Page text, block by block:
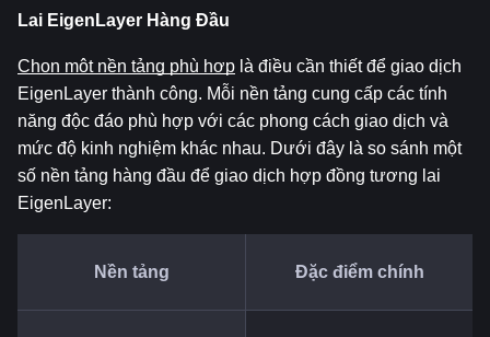
Lai EigenLayer Hàng Đầu
Chọn một nền tảng phù hợp là điều cần thiết để giao dịch
EigenLayer thành công. Mỗi nền tảng cung cấp các tính
năng độc đáo phù hợp với các phong cách giao dịch và
mức độ kinh nghiệm khác nhau. Dưới đây là so sánh một
số nền tảng hàng đầu để giao dịch hợp đồng tương lai
EigenLayer:
Nền tảng Đặc điểm chính